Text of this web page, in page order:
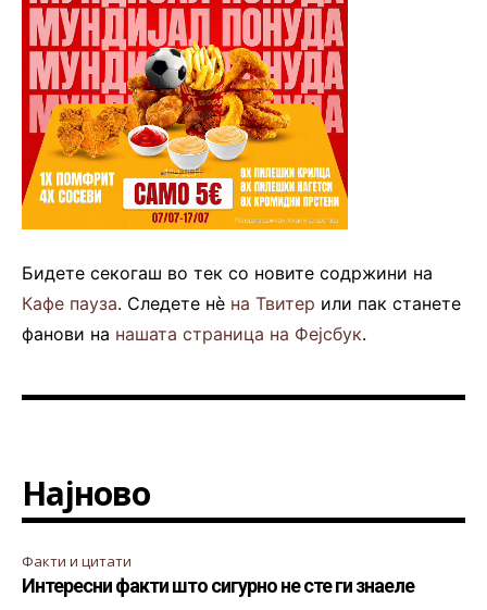
Бидете секогаш во тек со новите содржини на
Кафе пауза. Следете нè на Твитер или пак станете
фанови на нашата страница на Фејсбук.
Најново
Факти и цитати
Интересни факти што сигурно не сте ги знаеле